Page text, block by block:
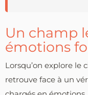
Un champ
émotions
Lorsqu’on explore le
retrouve face à un